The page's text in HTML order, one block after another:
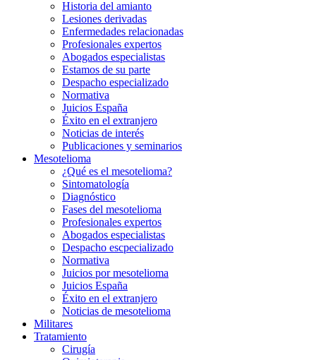
Historia del amianto
Lesiones derivadas
Enfermedades relacionadas
Profesionales expertos
Abogados especialistas
Estamos de su parte
Despacho especializado
Normativa
Juicios España
Éxito en el extranjero
Noticias de interés
Publicaciones y seminarios
Mesotelioma
¿Qué es el mesotelioma?
Sintomatología
Diagnóstico
Fases del mesotelioma
Profesionales expertos
Abogados especialistas
Despacho escpecializado
Normativa
Juicios por mesotelioma
Juicios España
Éxito en el extranjero
Noticias de mesotelioma
Militares
Tratamiento
Cirugía